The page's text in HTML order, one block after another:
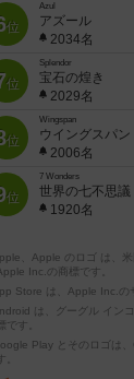
位
Azul
アズール
2034名
位
Splendor
宝石の煌き
2029名
位
Wingspan
ウイングスパン
2006名
位
7 Wonders
世界の七不思議
1920名
、Apple のロゴ は、米
Inc.の商標です。
Store は、Apple Inc.の
は、グーグル イン
です。
Play とそのロゴは
。